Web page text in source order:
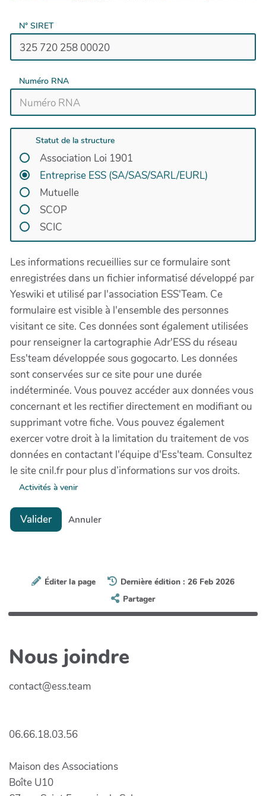
N° SIRET
Numéro RNA
Statut de la structure
Association Loi 1901
Entreprise ESS (SA/SAS/SARL/EURL)
Mutuelle
SCOP
SCIC
Les informations recueillies sur ce formulaire sont
enregistrées dans un fichier informatisé développé par
Yeswiki et utilisé par l'association ESS'Team. Ce
formulaire est visible à l'ensemble des personnes
visitant ce site. Ces données sont également utilisées
pour renseigner la cartographie Adr'ESS du réseau
Ess'team développée sous gogocarto. Les données
sont conservées sur ce site pour une durée
indéterminée. Vous pouvez accéder aux données vous
concernant et les rectifier directement en modifiant ou
supprimant votre fiche. Vous pouvez également
exercer votre droit à la limitation du traitement de vos
données en contactant l'équipe d'Ess'team. Consultez
le site cnil.fr pour plus d’informations sur vos droits.
Activités à venir
Valider Annuler
Éditer la page
Dernière édition : 26 Feb 2026
Partager
Nous joindre
contact@ess.team
06.66.18.03.56
Maison des Associations
Boîte U10